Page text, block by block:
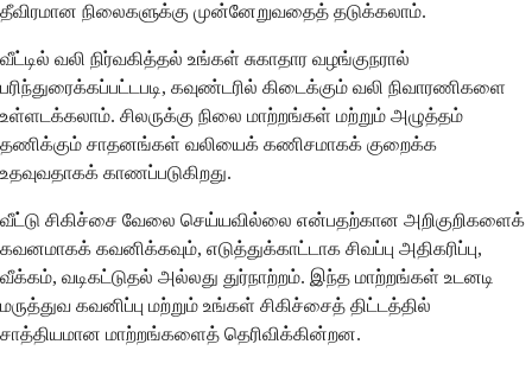
தீவிரமான நிலைகளுக்கு முன்னேறுவதைத் தடுக்கலாம்.
வீட்டில் வலி நிர்வகித்தல் உங்கள் சுகாதார வழங்குநரால்
பரிந்துரைக்கப்பட்டபடி, கவுண்டரில் கிடைக்கும் வலி நிவாரணிகளை
உள்ளடக்கலாம். சிலருக்கு நிலை மாற்றங்கள் மற்றும் அழுத்தம்
தணிக்கும் சாதனங்கள் வலியைக் கணிசமாகக் குறைக்க
உதவுவதாகக் காணப்படுகிறது.
வீட்டு சிகிச்சை வேலை செய்யவில்லை என்பதற்கான அறிகுறிகளைக்
கவனமாகக் கவனிக்கவும், எடுத்துக்காட்டாக சிவப்பு அதிகரிப்பு,
வீக்கம், வடிகட்டுதல் அல்லது துர்நாற்றம். இந்த மாற்றங்கள் உடனடி
மருத்துவ கவனிப்பு மற்றும் உங்கள் சிகிச்சைத் திட்டத்தில்
சாத்தியமான மாற்றங்களைத் தெரிவிக்கின்றன.